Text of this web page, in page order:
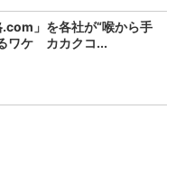
.com」を各社が“喉から手
ワケ カカクコ...